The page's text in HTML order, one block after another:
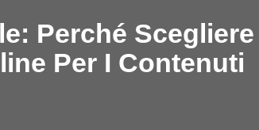
Perché Scegliere
Per I Contenuti